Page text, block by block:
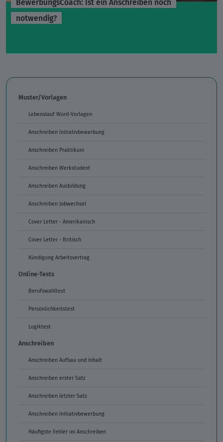
notwendig?
Muster/Vorlagen
Lebenslauf Word-Vorlagen
Anschreiben Initiativbewerbung
Anschreiben Praktikum
Anschreiben Werkstudent
Anschreiben Ausbildung
Anschreiben Jobwechsel
Cover Letter - Amerikanisch
Cover Letter - Britisch
Kündigung Arbeitsvertrag
Online-Tests
Berufswahltest
Persönlichkeitstest
Logiktest
Anschreiben
Anschreiben Aufbau und Inhalt
Anschreiben erster Satz
Anschreiben letzter Satz
Anschreiben Initiativbewerbung
Häufigste Fehler im Anschreiben